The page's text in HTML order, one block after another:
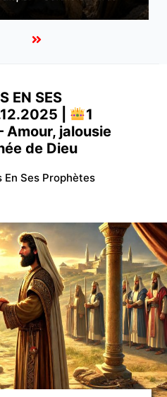
EN SES
|
1
Amour, jalousie
de Dieu
En Ses Prophètes